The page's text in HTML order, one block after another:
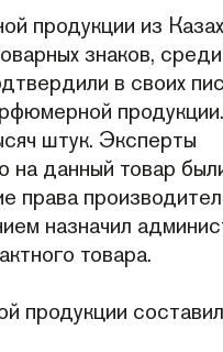
продукции из
знаков,
в своих
штук. Эксперты
на данный товар
права
назначил
товара.
продукции